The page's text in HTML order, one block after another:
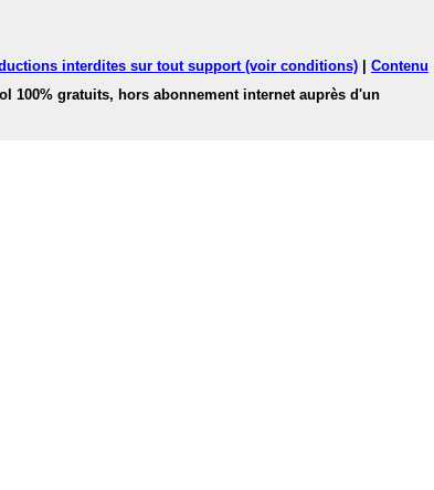
interdites sur tout support (voir conditions)
Contenu
100% gratuits, hors abonnement internet auprès d'un